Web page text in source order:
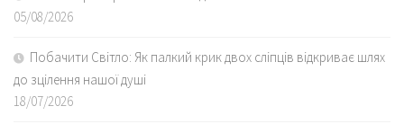
05/08/2026
Побачити Світло: Як палкий крик двох сліпців відкриває шлях
до зцілення нашої душі
18/07/2026